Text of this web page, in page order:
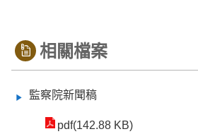
相關檔案
監察院新聞稿
pdf(142.88 KB)